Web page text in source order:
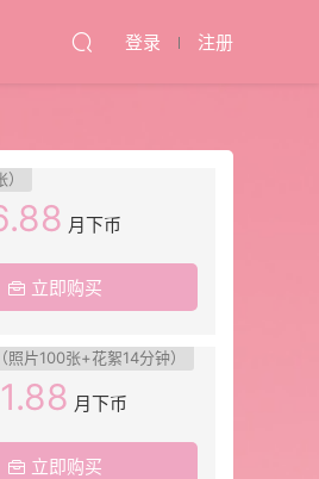
登录 注册
月下币
立即购买
照片100张+花絮14分钟）
月下币
立即购买